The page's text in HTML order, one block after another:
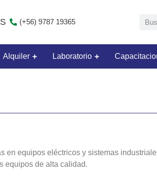
(+56) 9787 19365
Alquiler Laboratorio
equipos eléctricos y sistemas
equipos de alta calidad.